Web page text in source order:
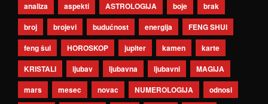
analiza aspekti ASTROLOGIJA boje
brak
broj
brojevi budućnost energija
FENG SHUI
feng šui
HOROSKOP jupiter kamen
karte
KRISTALI
ljubav ljubavna ljubavni
MAGIJA
mars
mesec novac NUMEROLOGIJA
odnosi